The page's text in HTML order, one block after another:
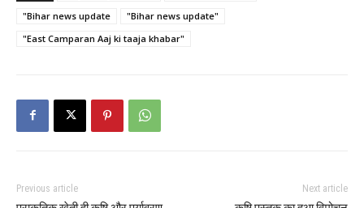
"Bihar news update
"Bihar news update"
"East Camparan Aaj ki taaja khabar"
Previous article Next article